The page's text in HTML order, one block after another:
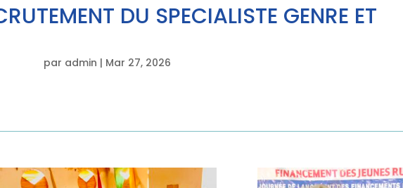
DU SPECIALISTE GENRE ET
par admin | Mar 27, 2026